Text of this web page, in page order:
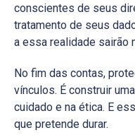
conscientes de seus
tratamento de seus
a essa realidade sairão
No fim das contas,
vínculos. É construir
cuidado e na ética. E
que pretende durar.